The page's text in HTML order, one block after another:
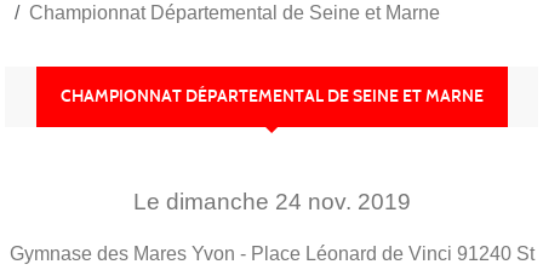
Championnat Départemental de Seine et Marne
CHAMPIONNAT DÉPARTEMENTAL DE SEINE ET MARNE
Le dimanche 24 nov. 2019
Gymnase des Mares Yvon - Place Léonard de Vinci 91240 St